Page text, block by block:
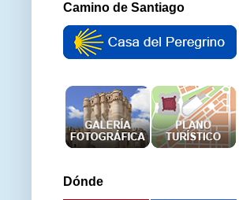
Camino de Santiago
Dónde